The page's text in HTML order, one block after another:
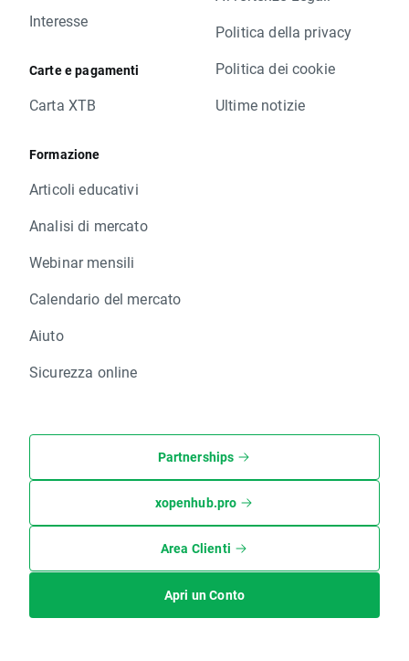
Interesse
Carte e pagamenti
Carta XTB
Formazione
Articoli educativi
Analisi di mercato
Webinar mensili
Calendario del mercato
Aiuto
Sicurezza online
Politica della privacy
Politica dei cookie
Ultime notizie
Partnerships
xopenhub.pro
Area Clienti
Apri un Conto